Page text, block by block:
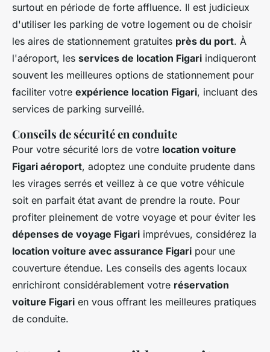
surtout en période de forte affluence. Il est judicieux
d'utiliser les parking de votre logement ou de choisir
les aires de stationnement gratuites près du port. À
l'aéroport, les services de location Figari indiqueront
souvent les meilleures options de stationnement pour
faciliter votre expérience location Figari, incluant des
services de parking surveillé.
Conseils de sécurité en conduite
Pour votre sécurité lors de votre location voiture
Figari aéroport, adoptez une conduite prudente dans
les virages serrés et veillez à ce que votre véhicule
soit en parfait état avant de prendre la route. Pour
profiter pleinement de votre voyage et pour éviter les
dépenses de voyage Figari imprévues, considérez la
location voiture avec assurance Figari pour une
couverture étendue. Les conseils des agents locaux
enrichiront considérablement votre réservation
voiture Figari en vous offrant les meilleures pratiques
de conduite.